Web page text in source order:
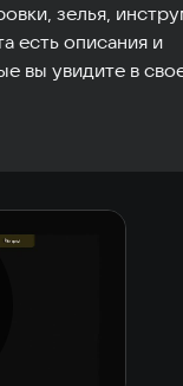
зелья,
есть описания и
вы увидите в